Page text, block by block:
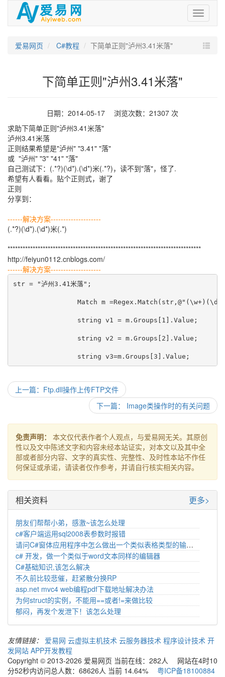
爱
易
爱易网页
C#教程 下简单正则"泸州3.41米落"
下简单正则"泸州3.41米落"
日期：2014-05-17 浏览次数：21307 次
求助下简单正则"泸州3.41米落"
泸州3.41米落
正则结果希望是"泸州" "3.41" "落"
或 "泸州" "3" "41" "落"
自己测试下：(.*?)(\d*).(\d*)米(.*?)，读不到"落"，怪了.
希望有人看看。贴个正则式，谢了
正则
分享到：
------解决方案--------------------
(.*?)(\d*).(\d*)米(.*)
*****************************************************************************
http://feiyun0112.cnblogs.com/
------解决方案--------------------
str = "泸州3.41米落";
Match m
string v1 = m.Groups[1].Value;
string v2 = m.Groups[2].Value;
string v3=m.Groups[3].Value;
上一篇：Ftp.dll操作上传FTP文件
下一篇： Image类操作时的有关问题
免责声明：
本文仅代表作者个人观点，与爱易网无关。其原创
性以及文中陈述文字和内容未经本站证实，对本文以及其中全
部或者部分内容、文字的真实性、完整性、及时性本站不作任
何保证或承诺，请读者仅作参考，并请自行核实相关内容。
相关资料 更多>
朋友们帮帮小弟，感激~该怎么处理
c#客户端运用sql2008表参数时报错
请问C#窗体应用程序中怎么做出一个类似表格类型的输入界面
c# 开发，做一个类似于word文本同样的编辑器
C#基础知识,该怎么解决
不久前比较悲催，赶紧散分换RP
asp.net mvc4 web编程pdf下载地址解决办法
为何struct的实例，不能用==或者!=来做比较
郁闷，再发个发泄下！该怎么处理
友情链接： 爱易网 云虚拟主机技术 云服务器技术 程序设计技术 开
发网站 APP开发教程
Copyright © 2013-2026 爱易网页 当前在线：282人 网站在4时10
分52秒内访问总人数：68626人 当前 14.64% 粤ICP备18100884